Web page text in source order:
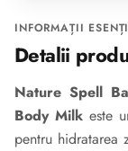
INFORMAȚII
Detalii
Nature Spell
Body Milk este
pentru